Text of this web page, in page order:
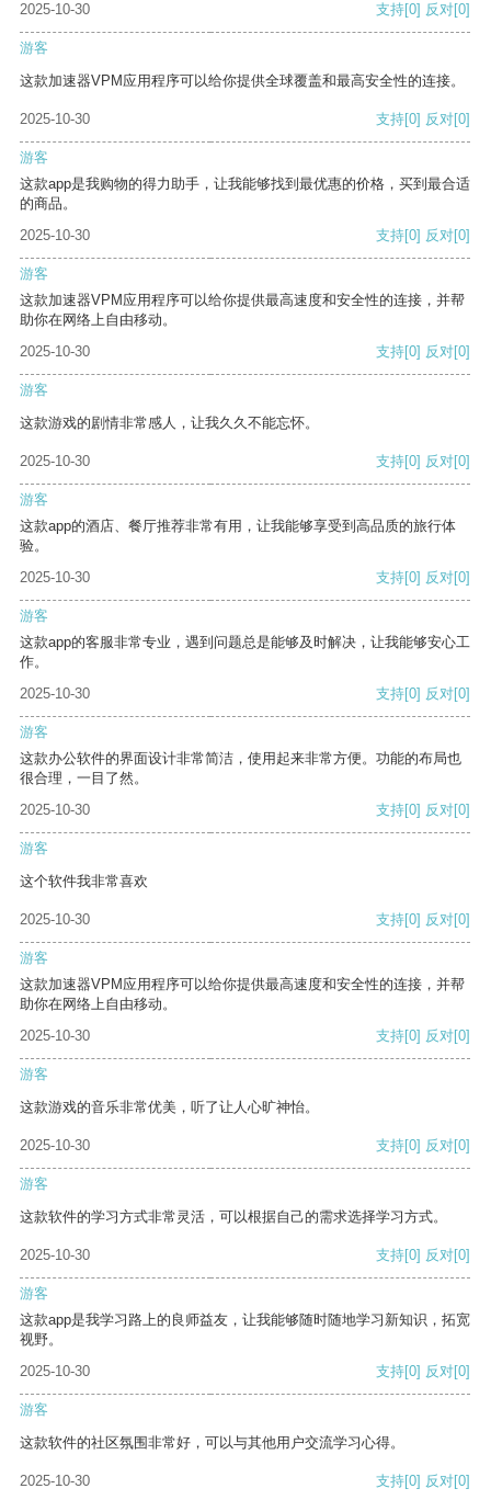
2025-10-30
支持[0] 反对[0]
游客
这款加速器VPM应用程序可以给你提供全球覆盖和最高安全性的连接。
2025-10-30 支持[0] 反对[0]
游客
这款app是我购物的得力助手，让我能够找到最优惠的价格，买到最合适
的商品。
2025-10-30
支持[0] 反对[0]
游客
这款加速器VPM应用程序可以给你提供最高速度和安全性的连接，并帮
助你在网络上自由移动。
2025-10-30
支持[0] 反对[0]
游客
这款游戏的剧情非常感人，让我久久不能忘怀。
2025-10-30 支持[0] 反对[0]
游客
这款app的酒店、餐厅推荐非常有用，让我能够享受到高品质的旅行体
验。
2025-10-30
支持[0] 反对[0]
游客
这款app的客服非常专业，遇到问题总是能够及时解决，让我能够安心工
作。
2025-10-30
支持[0] 反对[0]
游客
这款办公软件的界面设计非常简洁，使用起来非常方便。功能的布局也
很合理，一目了然。
2025-10-30
支持[0] 反对[0]
游客
这个软件我非常喜欢
2025-10-30 支持[0] 反对[0]
游客
这款加速器VPM应用程序可以给你提供最高速度和安全性的连接，并帮
助你在网络上自由移动。
2025-10-30
支持[0] 反对[0]
游客
这款游戏的音乐非常优美，听了让人心旷神怡。
2025-10-30 支持[0] 反对[0]
游客
这款软件的学习方式非常灵活，可以根据自己的需求选择学习方式。
2025-10-30 支持[0] 反对[0]
游客
这款app是我学习路上的良师益友，让我能够随时随地学习新知识，拓宽
视野。
2025-10-30
支持[0] 反对[0]
游客
这款软件的社区氛围非常好，可以与其他用户交流学习心得。
2025-10-30 支持[0] 反对[0]